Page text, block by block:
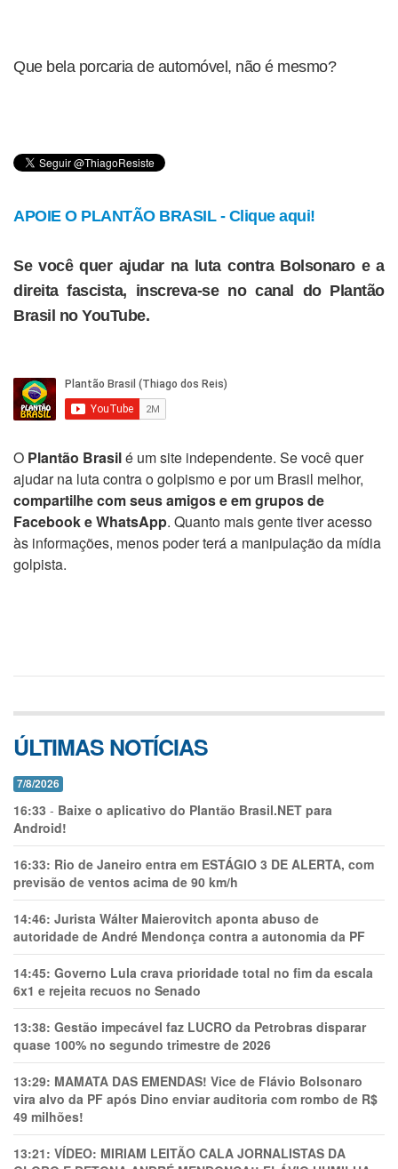
Que bela porcaria de automóvel, não é mesmo?
APOIE O PLANTÃO BRASIL - Clique aqui!
Se você quer ajudar na luta contra Bolsonaro e a
direita fascista, inscreva-se no canal do Plantão
Brasil no YouTube.
O Plantão Brasilé um site independente. Se você quer
ajudar na luta contra o golpismo e por um Brasil melhor,
compartilhe com seus amigos e em grupos de
Facebook e WhatsApp. Quanto mais gente tiver acesso
às informações, menos poder terá a manipulação da mídia
golpista.
ÚLTIMAS NOTÍCIAS
7/8/2026
16:33 - Baixe o aplicativo do Plantão Brasil.NET para
Android!
16:33: Rio de Janeiro entra em ESTÁGIO 3 DE ALERTA, com
previsão de ventos acima de 90 km/h
14:46: Jurista Wálter Maierovitch aponta abuso de
autoridade de André Mendonça contra a autonomia da PF
14:45: Governo Lula crava prioridade total no fim da escala
6x1 e rejeita recuos no Senado
13:38: Gestão impecável faz LUCRO da Petrobras disparar
quase 100% no segundo trimestre de 2026
13:29: MAMATA DAS EMENDAS! Vice de Flávio Bolsonaro
vira alvo da PF após Dino enviar auditoria com rombo de R$
49 milhões!
13:21: VÍDEO: MIRIAM LEITÃO CALA JORNALISTAS DA